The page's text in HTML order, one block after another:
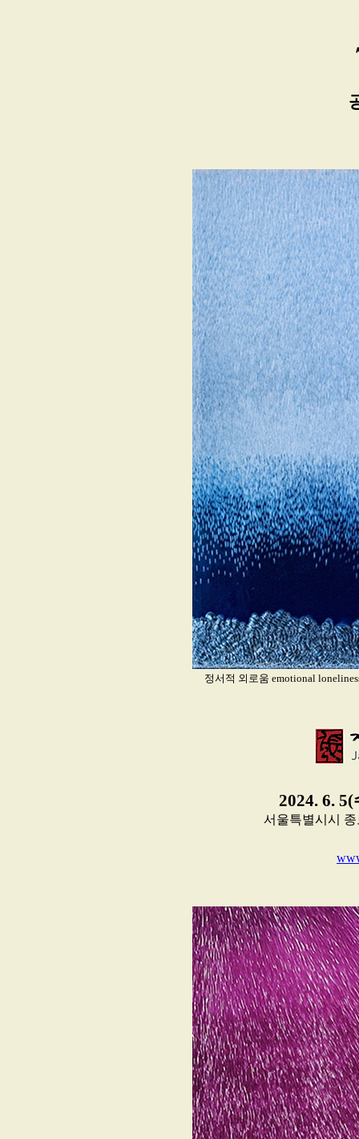
정서적 외로움 emotional
2024. 6.
서울특별시시 종